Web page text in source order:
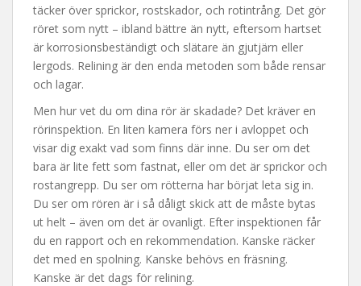
täcker över sprickor, rostskador, och rotintrång. Det gör
röret som nytt – ibland bättre än nytt, eftersom hartset
är korrosionsbeständigt och slätare än gjutjärn eller
lergods. Relining är den enda metoden som både rensar
och lagar.
Men hur vet du om dina rör är skadade? Det kräver en
rörinspektion. En liten kamera förs ner i avloppet och
visar dig exakt vad som finns där inne. Du ser om det
bara är lite fett som fastnat, eller om det är sprickor och
rostangrepp. Du ser om rötterna har börjat leta sig in.
Du ser om rören är i så dåligt skick att de måste bytas
ut helt – även om det är ovanligt. Efter inspektionen får
du en rapport och en rekommendation. Kanske räcker
det med en spolning. Kanske behövs en fräsning.
Kanske är det dags för relining.